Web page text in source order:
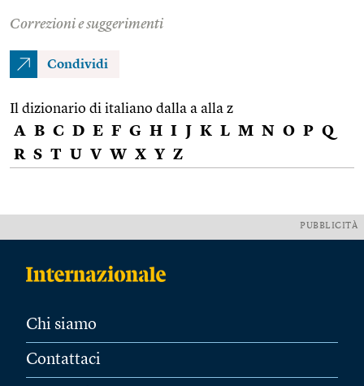
Correzioni e suggerimenti
Condividi
Il dizionario di italiano dalla a alla z
A B C D E F G H I J K L M N O P Q
R S T U V W X Y Z
PUBBLICITÀ
Chi siamo
Contattaci